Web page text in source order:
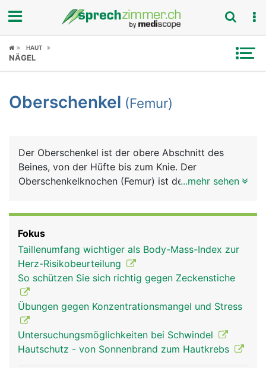
Fokus
Symptome
News
Rubriken
HAUT
NÄGEL
Oberschenkel (Femur)
Der Oberschenkel ist der obere Abschnitt des
Beines, von der Hüfte bis zum Knie. Der
Oberschenkelknochen (Femur) ist der längste und
besteht von oben nach unten aus dem kugeligen
Kopf (Hüftkopf), einem kurzen Hals
(Schenkelhals), einen langen Schaft und einem
verdickten unteren Ende mit zwei walzenförmigen
Gelenkknorren, die mit dem Schienbein und der
Kniescheibe das Knie bilden. Der Hüftkopf bildet
mit der Hüftpfanne des Beckens das Hüftgelenk.
Der Oberschenkelknochen dient ausserdem als
Befestigungsanker für Bänder und Muskeln.
...mehr sehen
Fokus
Taillenumfang wichtiger als Body-Mass-Index zur
Herz-Risikobeurteilung
So schützen Sie sich richtig gegen Zeckenstiche
Übungen gegen Konzentrationsmangel und Stress
Untersuchungsmöglichkeiten bei Schwindel
Hautschutz - von Sonnenbrand zum Hautkrebs